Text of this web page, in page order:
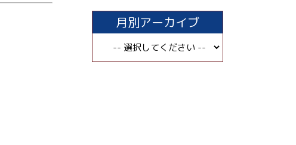
月別アーカイブ